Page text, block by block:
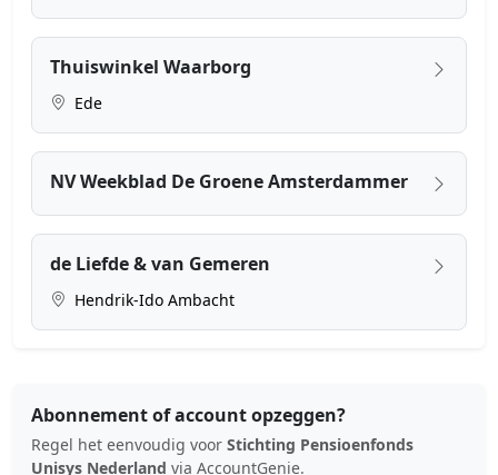
Thuiswinkel Waarborg
Ede
NV Weekblad De Groene Amsterdammer
de Liefde & van Gemeren
Hendrik-Ido Ambacht
Abonnement of account opzeggen?
Regel het eenvoudig voor Stichting Pensioenfonds
Unisys Nederland via AccountGenie.